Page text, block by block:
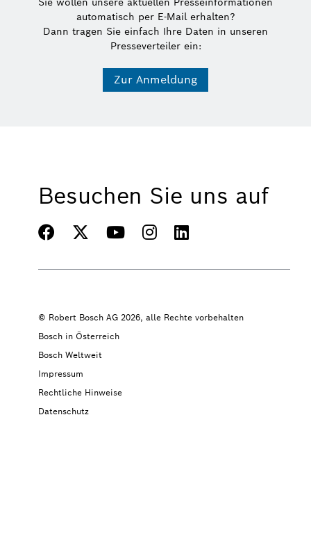
automatisch per E-Mail erhalten?
Dann tragen Sie einfach Ihre Daten in unseren
Presseverteiler ein:
Zur Anmeldung
Besuchen Sie uns auf
© Robert Bosch AG 2026, alle Rechte vorbehalten
Bosch in Österreich
Bosch Weltweit
Impressum
Rechtliche Hinweise
Datenschutz